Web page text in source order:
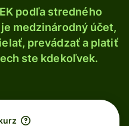
podľa stredného
medzinárodný účet,
prevádzať a platiť
ste kdekoľvek.